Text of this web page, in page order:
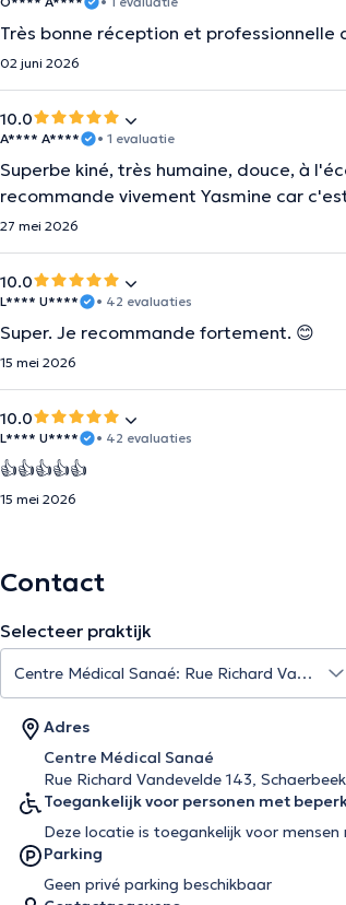
Très bonne réception et
02 juni 2026
10.0
A**** A**** • 1 evaluatie
Superbe kiné, très humaine, douce, à
recommande vivement Yasmine car
27 mei 2026
10.0
L**** U**** • 42 evaluaties
Super. Je recommande fortement. 😊
15 mei 2026
10.0
L**** U**** • 42 evaluaties
👍👍👍👍👍
15 mei 2026
Contact
Selecteer praktijk
Adres
Centre Médical Sanaé
Rue Richard Vandevelde 143, Schaerbeek
Toegankelijk voor personen met
Deze locatie is toegankelijk voor
Parking
Geen privé parking beschikbaar